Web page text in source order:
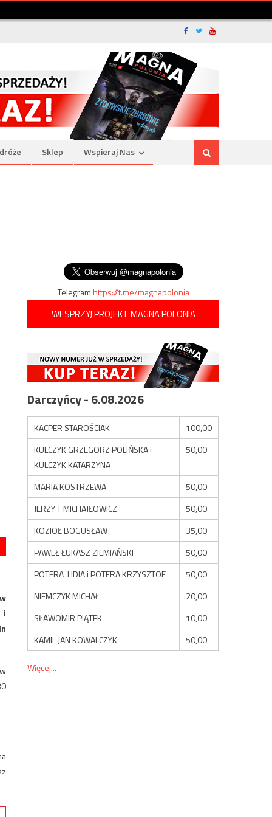
Sklep Wspieraj Nas
i
Telegramhttps://t.me/magnapolonia
WESPRZYJ PROJEKT MAGNA POLONIA
Darczyńcy - 6.08.2026
KACPER STAROŚCIAK
100,00
KULCZYK GRZEGORZ POLIŃSKA i
KULCZYK KATARZYNA
50,00
MARIA KOSTRZEWA
50,00
JERZY T MICHAJŁOWICZ
50,00
KOZIOŁ BOGUSŁAW
35,00
PAWEŁ ŁUKASZ ZIEMIAŃSKI
50,00
POTERA LIDIA i POTERA KRZYSZTOF
50,00
NIEMCZYK MICHAŁ
20,00
SŁAWOMIR PIĄTEK
10,00
KAMIL JAN KOWALCZYK
50,00
Więcej...